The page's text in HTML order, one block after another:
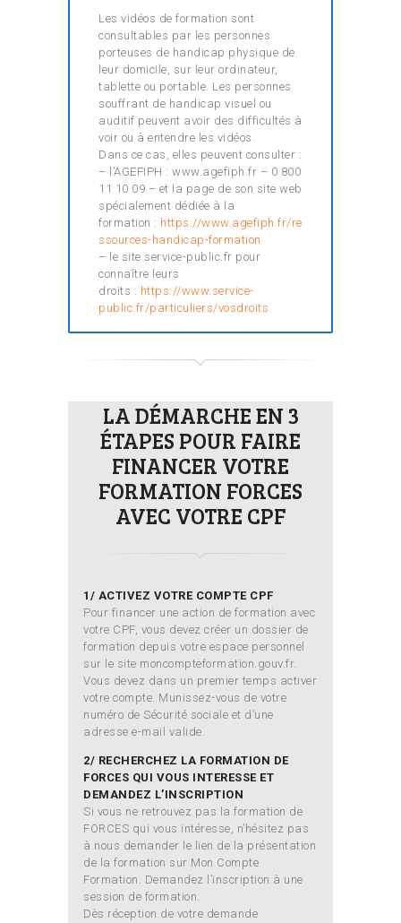
Les vidéos de formation sont
consultables par les personnes
porteuses de handicap physique de
leur domicile, sur leur ordinateur,
tablette ou portable. Les personnes
souffrant de handicap visuel ou
auditif peuvent avoir des difficultés à
voir ou à entendre les vidéos.
Dans ce cas, elles peuvent consulter :
– l’AGEFIPH : www.agefiph.fr – 0 800
11 10 09 – et la page de son site web
spécialement dédiée à la
formation : https://www.agefiph.fr/re
ssources-handicap-formation
– le site service-public.fr pour
connaître leurs
droits : https://www.service-
public.fr/particuliers/vosdroits
LA DÉMARCHE EN 3
ÉTAPES POUR FAIRE
FINANCER VOTRE
FORMATION FORCES
AVEC VOTRE CPF
1/ ACTIVEZ VOTRE COMPTE CPF
Pour financer une action de formation avec
votre CPF, vous devez créer un dossier de
formation depuis votre espace personnel
sur le site moncompteformation.gouv.fr.
Vous devez dans un premier temps activer
votre compte. Munissez-vous de votre
numéro de Sécurité sociale et d’une
adresse e-mail valide.
2/ RECHERCHEZ LA FORMATION DE
FORCES QUI VOUS INTERESSE ET
DEMANDEZ L’INSCRIPTION
Si vous ne retrouvez pas la formation de
FORCES qui vous intéresse, n’hésitez pas
à nous demander le lien de la présentation
de la formation sur Mon Compte
Formation. Demandez l’inscription à une
session de formation.
Dès réception de votre demande